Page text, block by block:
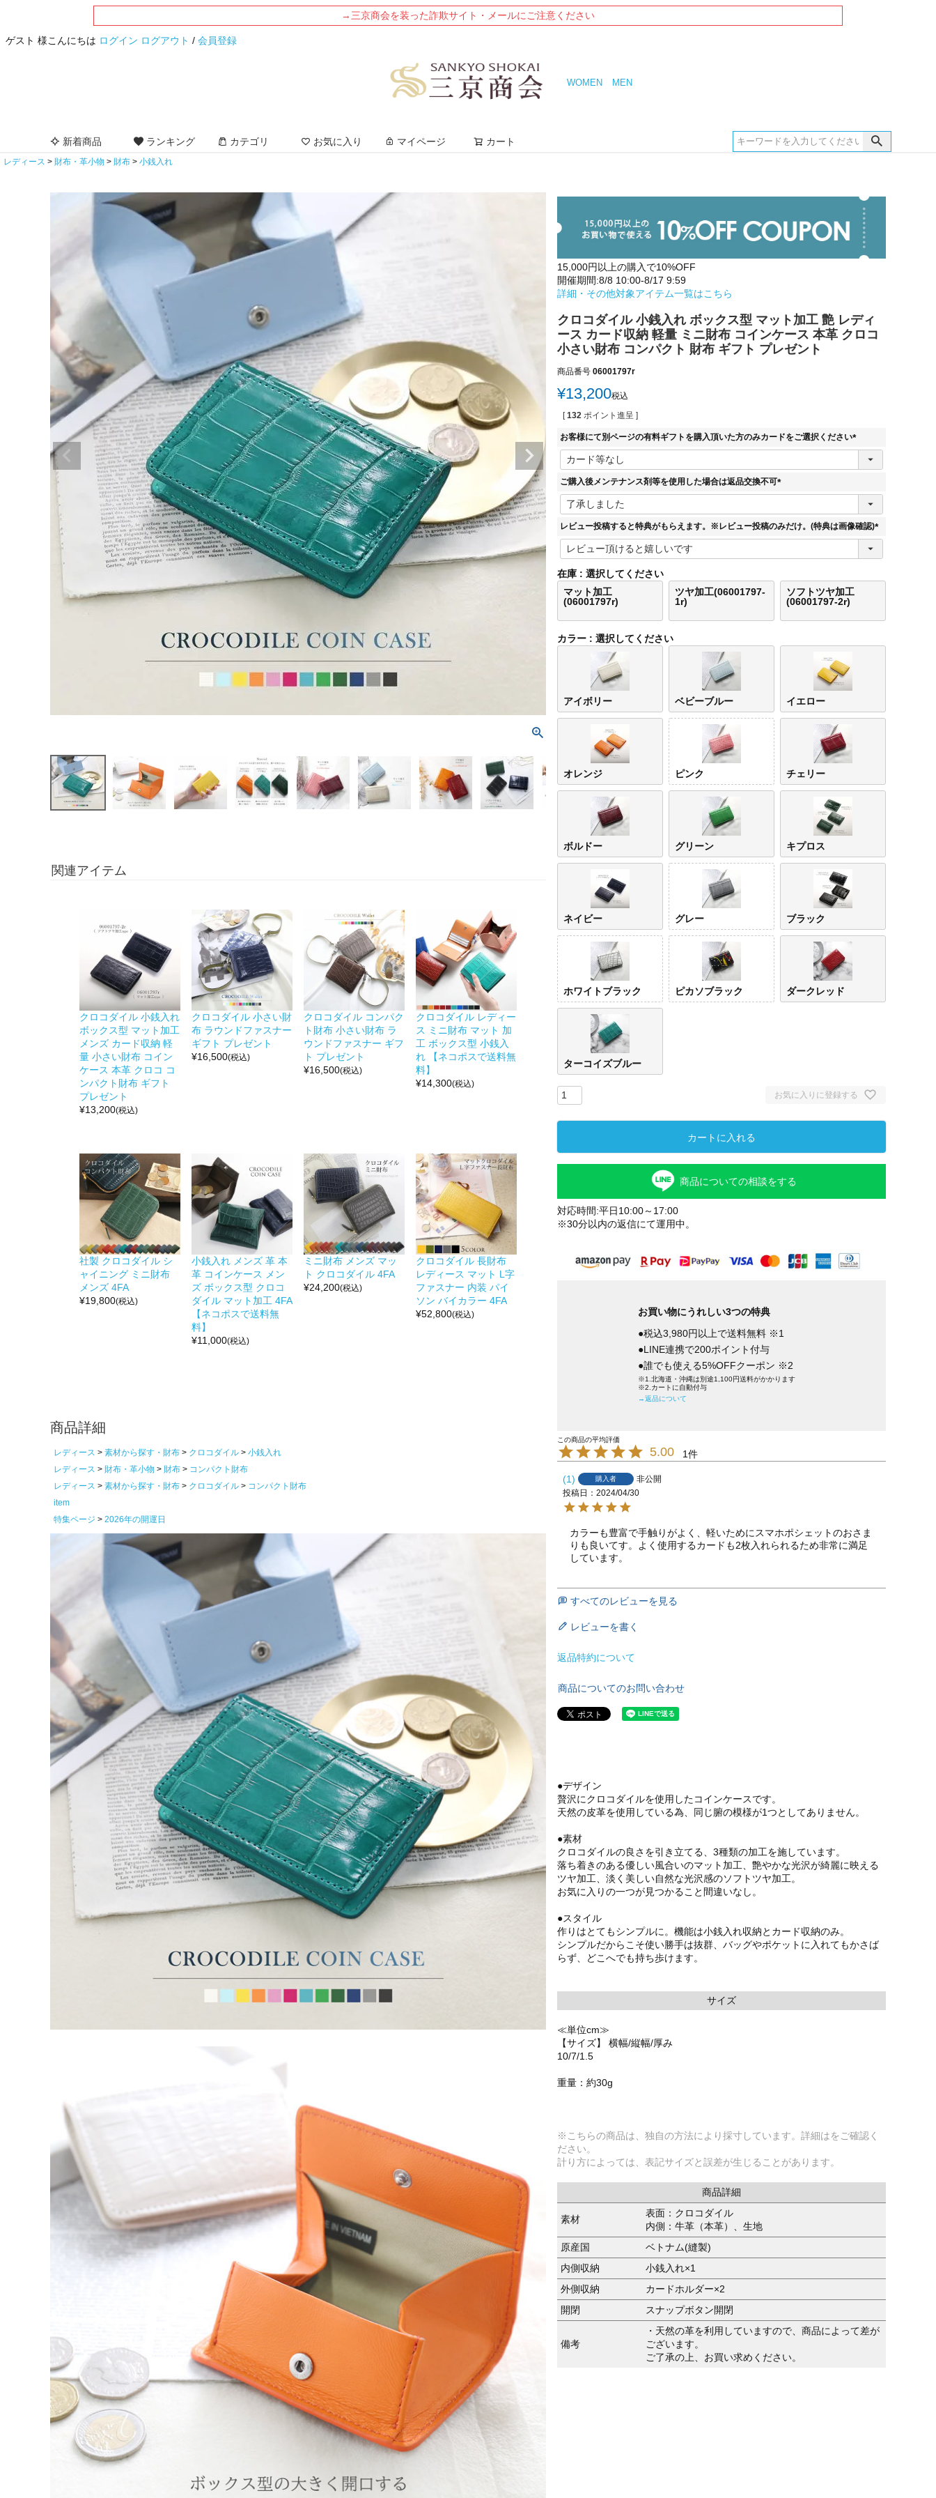
→三京商会を装った詐欺サイト・メールにご注意ください
ゲスト 様こんにちは ログイン ログアウト / 会員登録
WOMEN MEN
新着商品 ランキング カテゴリ お気に入り マイページ カート
レディース 財布・革小物 財布 小銭入れ
関連アイテム
クロコダイル 小銭入れ
ボックス型 マット加工
メンズ カード収納 軽
量 小さい財布 コイン
ケース 本革 クロコ コ
ンパクト財布 ギフト
プレゼント
¥13,200(税込)
クロコダイル 小さい財
布 ラウンドファスナー
ギフト プレゼント
¥16,500(税込)
クロコダイル コンパク
ト財布 小さい財布 ラ
ウンドファスナー ギフ
ト プレゼント
¥16,500(税込)
クロコダイル レディー
ス ミニ財布 マット 加
工 ボックス型 小銭入
れ 【ネコポスで送料無
料】
¥14,300(税込)
社製 クロコダイル シ
ャイニング ミニ財布
メンズ 4FA
¥19,800(税込)
小銭入れ メンズ 革 本
革 コインケース メン
ズ ボックス型 クロコ
ダイル マット加工 4FA
【ネコポスで送料無
料】
¥11,000(税込)
ミニ財布 メンズ マッ
ト クロコダイル 4FA
¥24,200(税込)
クロコダイル 長財布
レディース マット L字
ファスナー 内装 パイ
ソン バイカラー 4FA
¥52,800(税込)
商品詳細
レディース 素材から探す・財布 クロコダイル
小銭入れ
レディース
財布・革小物 財布
コンパクト財布
レディース
素材から探す・財布 クロコダイル
コンパクト財布
item
特集ページ
2026年の開運日
15,000円以上の購入で10%OFF
開催期間:8/8 10:00-8/17 9:59
詳細・その他対象アイテム一覧はこちら
クロコダイル 小銭入れ ボックス型 マット加工 艶 レディ
ース カード収納 軽量 ミニ財布 コインケース 本革 クロコ
小さい財布 コンパクト 財布 ギフト プレゼント
商品番号 06001797r
¥13,200税込
[ 132 ポイント進呈 ]
お客様にて別ページの有料ギフトを購入頂いた方のみカードをご選択ください
(
ご購入後メンテナンス剤等を使用した場合は返品交換不可
(
須
レビュー投稿すると特典がもらえます。※レビュー投稿のみだけ。(特典は画像確認)
(
)
在庫
選択してください
マット加工
(06001797r)
ツヤ加工(06001797-
1r)
ソフトツヤ加工
(06001797-2r)
カラー 選択してください
アイボリー ベビーブルー イエロー
オレンジ ピンク チェリー
ボルドー グリーン キプロス
ネイビー グレー ブラック
ホワイトブラック ピカソブラック ダークレッド
ターコイズブルー
お気に入りに登録する
カートに入れる
商品についての相談をする
対応時間:平日10:00～17:00
※30分以内の返信にて運用中。
お買い物にうれしい3つの特典
●税込3,980円以上で送料無料 ※1
●LINE連携で200ポイント付与
●誰でも使える5%OFFクーポン ※2
※1.北海道・沖縄は別途1,100円送料がかかります
※2.カートに自動付与
→返品について
5.00 1
1 購入者
非公開
投稿日
2024/04/30
カラーも豊富で手触りがよく、軽いためにスマホポシェットのおさま
りも良いてす。よく使用するカードも2枚入れられるため非常に満足
しています。
すべてのレビューを見る
レビューを書く
返品特約について
商品についてのお問い合わせ
●デザイン
贅沢にクロコダイルを使用したコインケースです。
天然の皮革を使用している為、同じ腑の模様が1つとしてありません。
●素材
クロコダイルの良さを引き立てる、3種類の加工を施しています。
落ち着きのある優しい風合いのマット加工、艶やかな光沢が綺麗に映える
ツヤ加工、淡く美しい自然な光沢感のソフトツヤ加工。
お気に入りの一つが見つかること間違いなし。
●スタイル
作りはとてもシンプルに。機能は小銭入れ収納とカード収納のみ。
シンプルだからこそ使い勝手は抜群、バッグやポケットに入れてもかさば
らず、どこへでも持ち歩けます。
サイズ
≪単位cm≫
【サイズ】 横幅/縦幅/厚み
10/7/1.5
重量：約30g
※こちらの商品は、独自の方法により採寸しています。詳細はをご確認く
ださい。
計り方によっては、表記サイズと誤差が生じることがあります。
商品詳細
素材
表面：クロコダイル
内側：牛革（本革）、生地
原産国
ベトナム(縫製)
内側収納
小銭入れ×1
外側収納
カードホルダー×2
開閉
スナップボタン開閉
備考
・天然の革を利用していますので、商品によって差が
ございます。
ご了承の上、お買い求めください。